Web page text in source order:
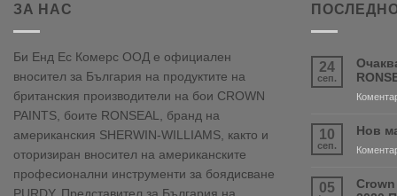
ЗА НАС
Би Енд Ес Комерс ООД е официален
вносител за България на продуктите на
британския производители на бои CROWN
PAINTS, боите RONSEAL, бранд на
американския SHERWIN-WILLIAMS, както и
оторизиран вносител на американските
професионални инструменти за боядисване
24
сеп.
10
сеп.
Нов
05